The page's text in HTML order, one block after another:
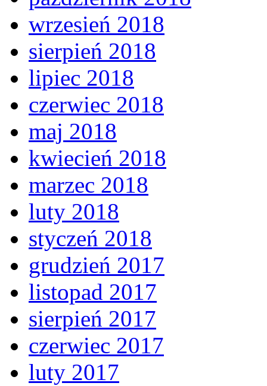
wrzesień 2018
sierpień 2018
lipiec 2018
czerwiec 2018
maj 2018
kwiecień 2018
marzec 2018
luty 2018
styczeń 2018
grudzień 2017
listopad 2017
sierpień 2017
czerwiec 2017
luty 2017